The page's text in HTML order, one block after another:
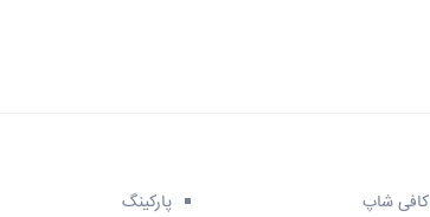
کافی شاپ پارکینگ